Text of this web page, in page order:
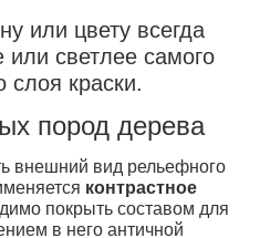
или цвету всегда
светлее самого
слоя краски.
пород дерева
внешний вид рельефного
контрастное
покрыть составом для
в него античной